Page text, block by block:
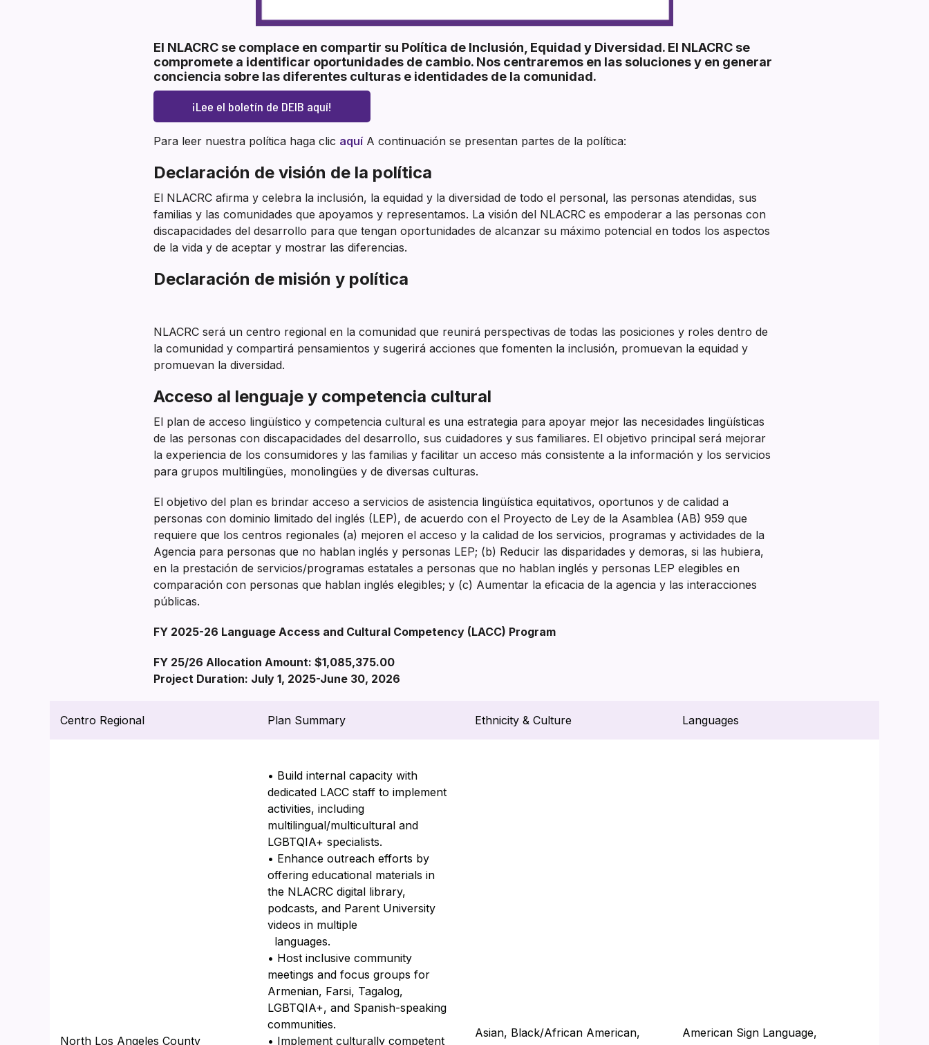
El NLACRC se complace en compartir su Política de Inclusión, Equidad y Diversidad. El NLACRC se
compromete a identificar oportunidades de cambio. Nos centraremos en las soluciones y en generar
conciencia sobre las diferentes culturas e identidades de la comunidad.
¡Lee el boletín de DEIB aquí!
Para leer nuestra política haga clic aquí A continuación se presentan partes de la política:
Declaración de visión de la política
El NLACRC afirma y celebra la inclusión, la equidad y la diversidad de todo el personal, las personas atendidas, sus
familias y las comunidades que apoyamos y representamos. La visión del NLACRC es empoderar a las personas con
discapacidades del desarrollo para que tengan oportunidades de alcanzar su máximo potencial en todos los aspectos
de la vida y de aceptar y mostrar las diferencias.
Declaración de misión y política
NLACRC será un centro regional en la comunidad que reunirá perspectivas de todas las posiciones y roles dentro de
la comunidad y compartirá pensamientos y sugerirá acciones que fomenten la inclusión, promuevan la equidad y
promuevan la diversidad.
Acceso al lenguaje y competencia cultural
El plan de acceso lingüístico y competencia cultural es una estrategia para apoyar mejor las necesidades lingüísticas
de las personas con discapacidades del desarrollo, sus cuidadores y sus familiares. El objetivo principal será mejorar
la experiencia de los consumidores y las familias y facilitar un acceso más consistente a la información y los servicios
para grupos multilingües, monolingües y de diversas culturas.
El objetivo del plan es brindar acceso a servicios de asistencia lingüística equitativos, oportunos y de calidad a
personas con dominio limitado del inglés (LEP), de acuerdo con el Proyecto de Ley de la Asamblea (AB) 959 que
requiere que los centros regionales (a) mejoren el acceso y la calidad de los servicios, programas y actividades de la
Agencia para personas que no hablan inglés y personas LEP; (b) Reducir las disparidades y demoras, si las hubiera,
en la prestación de servicios/programas estatales a personas que no hablan inglés y personas LEP elegibles en
comparación con personas que hablan inglés elegibles; y (c) Aumentar la eficacia de la agencia y las interacciones
públicas.
FY 2025-26 Language Access and Cultural Competency (LACC) Program
FY 25/26 Allocation Amount: $1,085,375.00
Project Duration: July 1, 2025-June 30, 2026
Centro Regional Plan Summary Ethnicity & Culture Languages
North Los Angeles County
• Build internal capacity with
dedicated LACC staff to implement
activities, including
multilingual/multicultural and
LGBTQIA+ specialists.
• Enhance outreach efforts by
offering educational materials in
the NLACRC digital library,
podcasts, and Parent University
videos in multiple
languages.
• Host inclusive community
meetings and focus groups for
Armenian, Farsi, Tagalog,
LGBTQIA+, and Spanish-speaking
communities.
• Implement culturally competent
Asian, Black/African American,
American Sign Language,